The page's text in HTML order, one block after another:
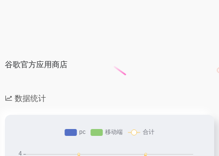
谷歌官方应用商店
数据统计